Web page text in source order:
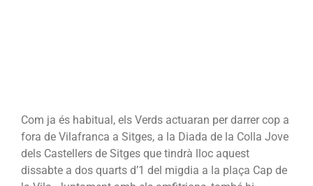
Com ja és habitual, els Verds actuaran per darrer cop a
fora de Vilafranca a Sitges, a la Diada de la Colla Jove
dels Castellers de Sitges que tindrà lloc aquest
dissabte a dos quarts d’1 del migdia a la plaça Cap de